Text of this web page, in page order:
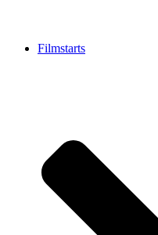
Filmstarts